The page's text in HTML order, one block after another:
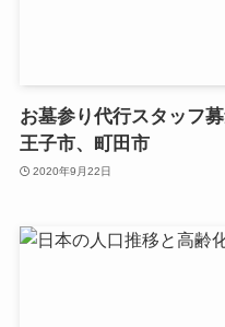
お墓参り代行スタッフ
王子市、町田市
2020年9月22日